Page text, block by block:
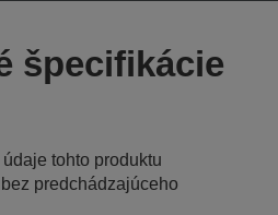
špecifikácie
tohto produktu
predchádzajúceho